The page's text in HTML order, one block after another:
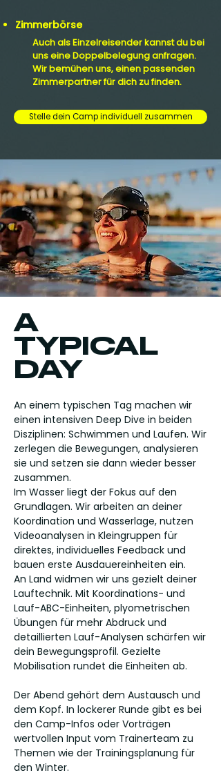
Zimmerbörse
Auch als Einzelreisender kannst du bei
uns eine Doppelbelegung anfragen.
Wir bemühen uns, einen passenden
Zimmerpartner für dich zu finden.
Stelle dein Camp individuell zusammen
A
TYPICAL
DAY
An einem typischen Tag machen wir
einen intensiven Deep Dive in beiden
Disziplinen: Schwimmen und Laufen. Wir
zerlegen die Bewegungen, analysieren
sie und setzen sie dann wieder besser
zusammen.
Im Wasser liegt der Fokus auf den
Grundlagen. Wir arbeiten an deiner
Koordination und Wasserlage, nutzen
Videoanalysen in Kleingruppen für
direktes, individuelles Feedback und
bauen erste Ausdauereinheiten ein.
An Land widmen wir uns gezielt deiner
Lauftechnik. Mit Koordinations- und
Lauf-ABC-Einheiten, plyometrischen
Übungen für mehr Abdruck und
detaillierten Lauf-Analysen schärfen wir
dein Bewegungsprofil. Gezielte
Mobilisation rundet die Einheiten ab.
Der Abend gehört dem Austausch und
dem Kopf. In lockerer Runde gibt es bei
den Camp-Infos oder Vorträgen
wertvollen Input vom Trainerteam zu
Themen wie der Trainingsplanung für
den Winter.